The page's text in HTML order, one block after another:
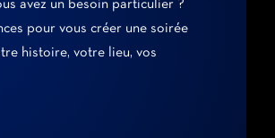
avez un besoin particulier ?
pour vous créer une soirée
histoire, votre lieu, vos